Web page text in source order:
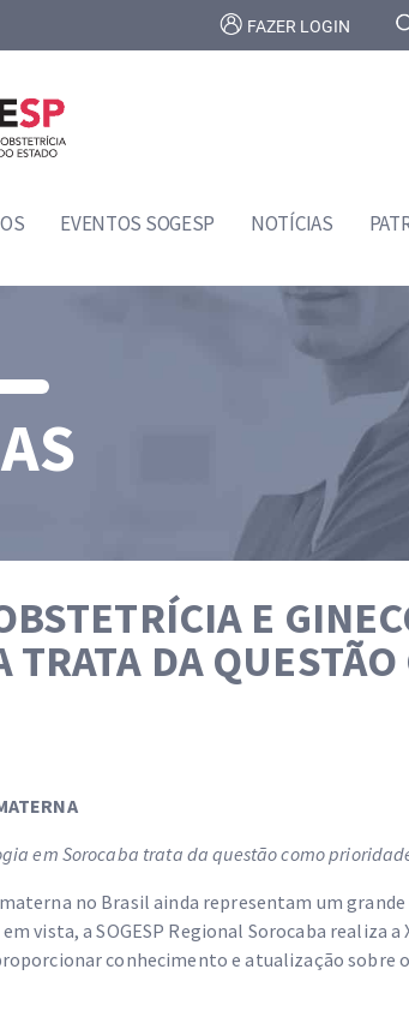
FAZER LOGIN
EVENTOS SOGESP NOTÍCIAS
E
TRATA DA
em Sorocaba trata da questão como
no Brasil ainda representam um grande
vista, a SOGESP Regional Sorocaba realiza a
conhecimento e atualização sobre